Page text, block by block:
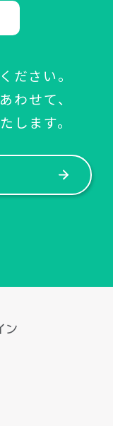
ださい。
わせて、
します。